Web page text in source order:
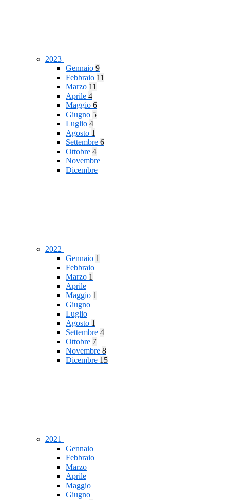
2023
Gennaio 9
Febbraio 11
Marzo 11
Aprile 4
Maggio 6
Giugno 5
Luglio 4
Agosto 1
Settembre 6
Ottobre 4
Novembre
Dicembre
2022
Gennaio 1
Febbraio
Marzo 1
Aprile
Maggio 1
Giugno
Luglio
Agosto 1
Settembre 4
Ottobre 7
Novembre 8
Dicembre 15
2021
Gennaio
Febbraio
Marzo
Aprile
Maggio
Giugno